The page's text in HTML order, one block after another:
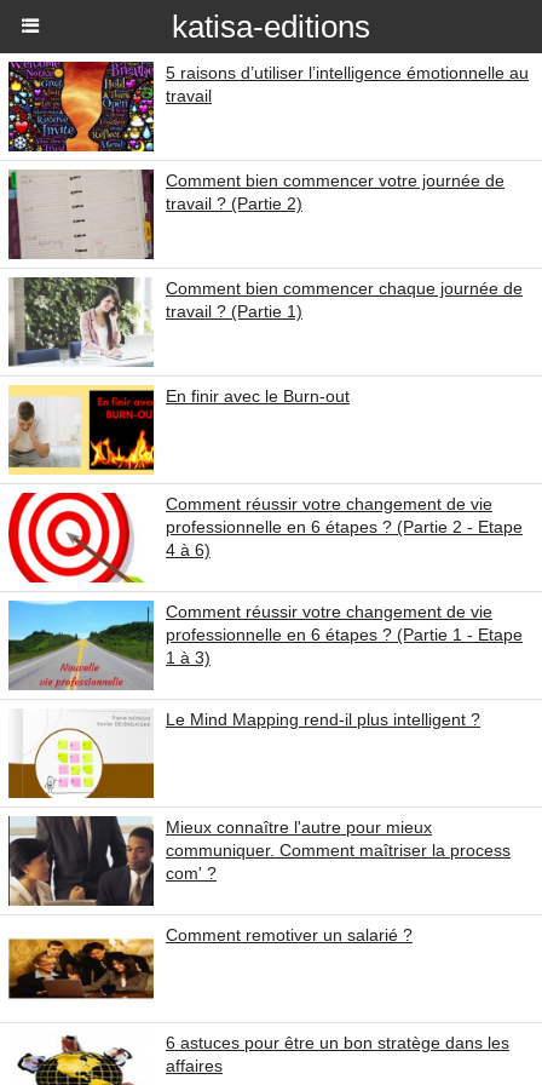
katisa-editions
5 raisons d’utiliser l’intelligence émotionnelle au
travail
Comment bien commencer votre journée de
travail ? (Partie 2)
Comment bien commencer chaque journée de
travail ? (Partie 1)
En finir avec le Burn-out
Comment réussir votre changement de vie
professionnelle en 6 étapes ? (Partie 2 - Etape
4 à 6)
Comment réussir votre changement de vie
professionnelle en 6 étapes ? (Partie 1 - Etape
1 à 3)
Le Mind Mapping rend-il plus intelligent ?
Mieux connaître l'autre pour mieux
communiquer. Comment maîtriser la process
com' ?
Comment remotiver un salarié ?
6 astuces pour être un bon stratège dans les
affaires